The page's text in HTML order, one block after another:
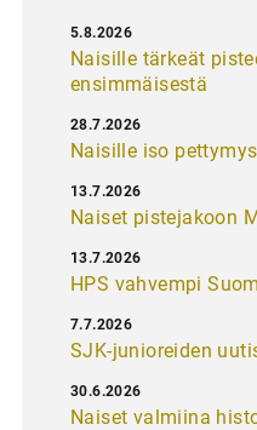
Naisille tärkeät
ensimmäisestä
5.8.2026
Naisille iso
28.7.2026
Naiset pistejakoon
13.7.2026
HPS vahvempi
13.7.2026
SJK-junioreiden
7.7.2026
Naiset valmiina
30.6.2026